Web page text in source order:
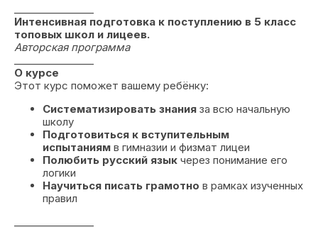
Интенсивная подготовка к поступлению в 5 класс
топовых школ и лицеев.
Авторская программа
О курсе
Этот курс поможет вашему ребёнку:
Систематизировать знания за всю начальную
школу
Подготовиться к вступительным
испытаниям в гимназии и физмат лицеи
Полюбить русский язык через понимание его
логики
Научиться писать грамотно в рамках изученных
правил